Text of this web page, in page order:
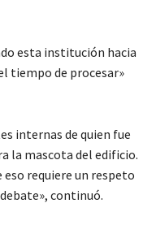
esta institución hacia
tiempo de procesar»
internas de quien fue
la mascota del edificio.
eso requiere un respeto
continuó.